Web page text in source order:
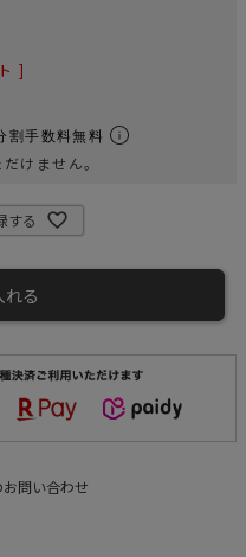
]
割手数料無料
けません。
する
れる
問い合わせ